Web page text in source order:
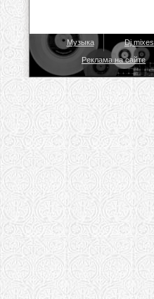
Музыка Dj mixes
Реклама на сайте